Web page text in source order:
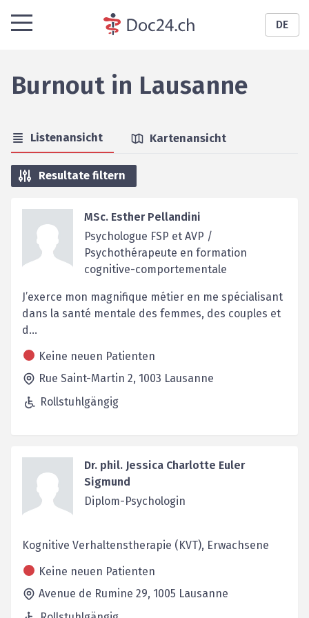
DE
Burnout in Lausanne
Listenansicht Kartenansicht
Resultate filtern
MSc. Esther Pellandini
Psychologue FSP et AVP /
Psychothérapeute en formation
cognitive-comportementale
J’exerce mon magnifique métier en me spécialisant
dans la santé mentale des femmes, des couples et
d...
Keine neuen Patienten
Rue Saint-Martin 2, 1003 Lausanne
Rollstuhlgängig
Dr. phil. Jessica Charlotte Euler
Sigmund
Diplom-Psychologin
Kognitive Verhaltenstherapie (KVT), Erwachsene
Keine neuen Patienten
Avenue de Rumine 29, 1005 Lausanne